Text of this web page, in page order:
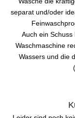
separat und/oder
Auch ein
Waschmaschine
Wassers und die